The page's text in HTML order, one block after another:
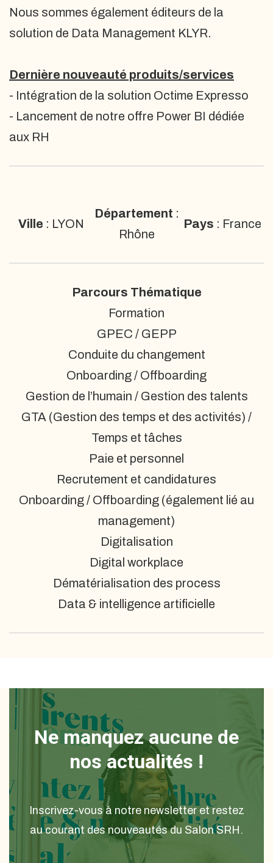
Nous sommes également éditeurs de la
solution de Data Management KLYR.
Dernière nouveauté produits/services
- Intégration de la solution Octime Expresso
- Lancement de notre offre Power BI dédiée
aux RH
Ville : LYON
Département :
Rhône
Pays : France
Parcours Thématique
Formation
GPEC / GEPP
Conduite du changement
Onboarding / Offboarding
Gestion de l’humain / Gestion des talents
GTA (Gestion des temps et des activités) /
Temps et tâches
Paie et personnel
Recrutement et candidatures
Onboarding / Offboarding (également lié au
management)
Digitalisation
Digital workplace
Dématérialisation des process
Data & intelligence artificielle
Ne manquez aucune de
nos actualités !
Inscrivez-vous à notre newsletter et restez
au courant des nouveautés du Salon SRH.